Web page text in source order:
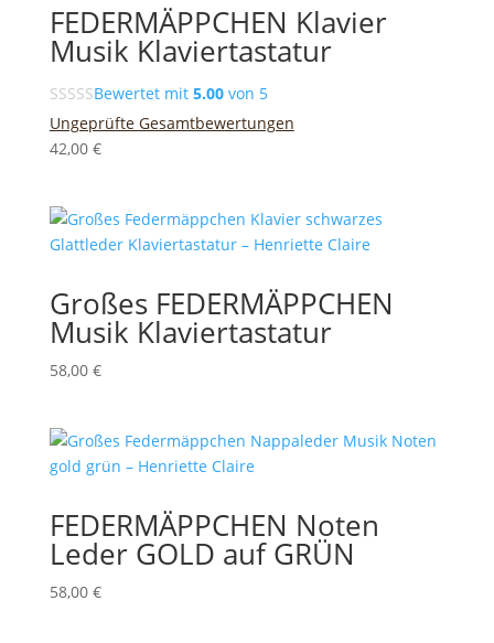
FEDERMÄPPCHEN Klavier
Musik Klaviertastatur
Bewertet mit 5.00von 5
Ungeprüfte Gesamtbewertungen
42,00 €
Großes FEDERMÄPPCHEN
Musik Klaviertastatur
58,00 €
FEDERMÄPPCHEN Noten
Leder GOLD auf GRÜN
58,00 €